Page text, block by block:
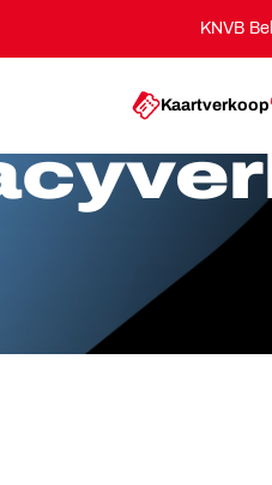
KNVB
Kaartverkoop